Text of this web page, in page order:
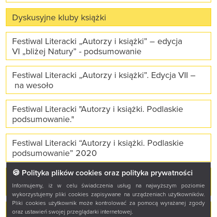
🍪 Polityka plików cookies oraz polityka prywatności
Informujemy, iż w celu świadczenia usług na najwyższym poziomie
wykorzystujemy pliki cookies zapisywane na urządzeniach użytkowników.
Pliki cookies użytkownik może kontrolować za pomocą wyrażanej zgody
oraz ustawień swojej przeglądarki internetowej.
Dyskusyjne kluby książki
Festiwal Literacki „Autorzy i książki” – edycja
VI „bliżej Natury” - podsumowanie
Festiwal Literacki „Autorzy i książki”. Edycja VII –
na wesoło
Festiwal Literacki "Autorzy i książki. Podlaskie
podsumowanie."
Festiwal Literacki “Autorzy i książki. Podlaskie
podsumowanie” 2020
Festiwal Literacki „Autorzy i Książki. Podlaskie
podsumowanie” 2021 - realizacja
Godzina z baśnią francuskojęzyczną